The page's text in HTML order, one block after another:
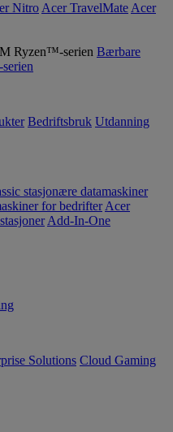
Nitro Acer TravelMate Acer
Bærbare
Bedriftsbruk Utdanning
stasjonære datamaskiner
for bedrifter Acer
Add-In-One
Solutions Cloud Gaming